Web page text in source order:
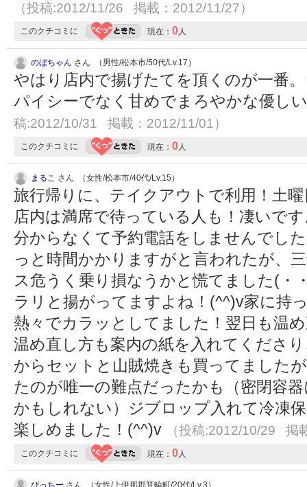
（投稿:2012/11/26 掲載：2012/11/27）
このクチコミに 現在： 0人
のぼちゃん さん （男性/松本市/50代/Lv.17）
やはり店内で揚げたてを頂くのが一番
パイシーでなく甘めでまろやかな優し
稿:2012/10/31 掲載：2012/11/01）
このクチコミに 現在： 0人
まるこ さん （女性/松本市/40代/Lv.15）
旅行帰りに、テイクアウトで利用！土
店内は満席で待っている人も！凄いで
分からなくて予約電話をしませんでし
っと時間かかりますがと言われたが、
ス危うく乗り損なうかと慌てました(・
ラリと揚がってますよね！(^^)v家に持
熱々でカラッとしてました！翌日も温
温め直し方も案内の紙を入れてくださ
からセットと山賊焼きも買ってました
たのが唯一の難点だったかも（密閉容
かもしれない）ジブロップ入れて冷凍
楽しめました！(^^)v
（投稿:2012/10/29 掲
このクチコミに 現在： 0人
ぴっちー さん （女性/上伊那郡箕輪町/20代/Lv.3）